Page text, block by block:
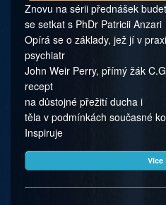
Znovu na sérii přednášek
se setkat s PhDr Patricii Anzari
Opírá se o základy, jež jí v
psychiatr
John Weir Perry, přímý žák
recept
na důstojné přežití ducha i
těla v podmínkách současné
Inspiruje
Více